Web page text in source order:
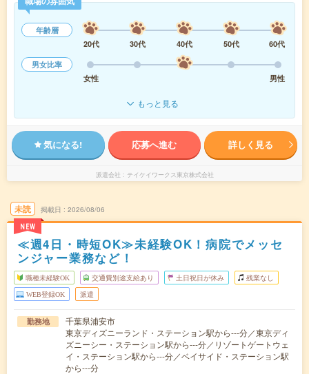
年齢層
20代
30代 40代 50代
60代
男女比率
女性
男性
もっと見る
気になる! 応募へ進む 詳しく見る
派遣会社 テイケイワークス東京株式会社
未読
NEW
掲載日 2026/08/06
≪週4日・時短OK≫未経験OK！病院でメッセ
ンジャー業務など！
職種未経験OK 交通費別途支給あり 土日祝日が休み 残業なし
WEB登録OK 派遣
勤務地
千葉県浦安市
東京ディズニーランド・ステーション駅から---分／東京ディ
ズニーシー・ステーション駅から---分／リゾートゲートウェ
イ・ステーション駅から---分／ベイサイド・ステーション駅
から---分